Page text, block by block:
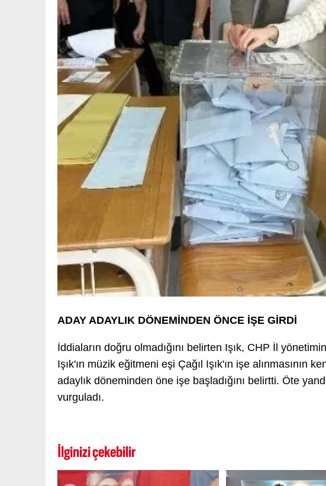
ADAY ADAYLIK DÖNEMİNDEN ÖNCE İŞE GİRDİ
İddiaların doğru olmadığını belirten Işık, CHP İl
Işık'ın müzik eğitmeni eşi Çağıl Işık'ın işe alınmasının
adaylık döneminden öne işe başladığını belirtti. Öte
vurguladı.
İlginizi çekebilir